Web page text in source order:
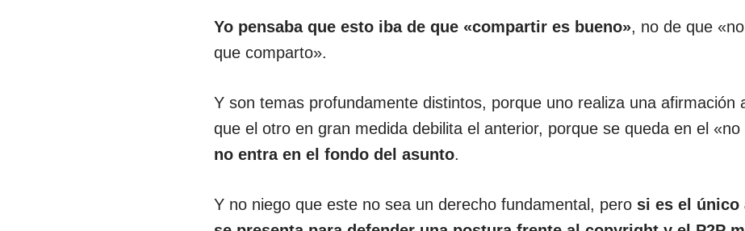
Yo pensaba que esto iba de que «compartir es bueno», no de que
que comparto».
Y son temas profundamente distintos, porque uno realiza una afirmación
que el otro en gran medida debilita el anterior, porque se queda en el
no entra en el fondo del asunto.
Y no niego que este no sea un derecho fundamental, pero si es el único